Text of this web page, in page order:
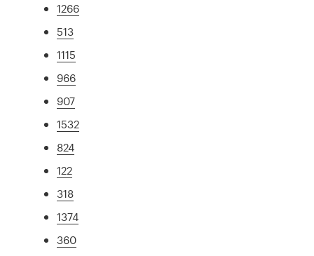
1266
513
1115
966
907
1532
824
122
318
1374
360